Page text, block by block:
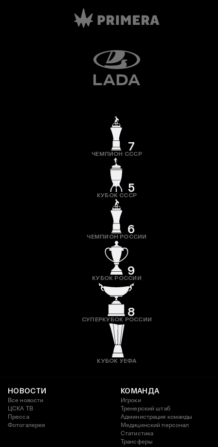
7
ЧЕМПИОН СССР
5
КУБОК СССР
6
ЧЕМПИОН РОССИИ
9
КУБОК РОССИИ
8
СУПЕРКУБОК РОССИИ
КУБОК УЕФА
НОВОСТИ
Все новости
ЦСКА ТВ
Пресса
Фотогалерея
КОМАНДА
Игроки
Тренерский штаб
Администрация команды
Медицинский персонал
Статистика
Трансферы